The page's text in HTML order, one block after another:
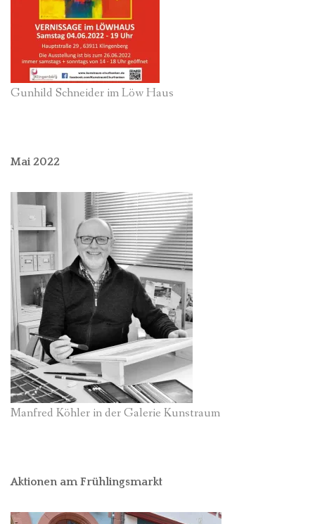
Gunhild Schneider im Löw Haus
Mai 2022
Manfred Köhler in der Galerie Kunstraum
Aktionen am Frühlingsmarkt